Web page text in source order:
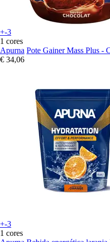
+-3
1 cores
Apurna Pote Gainer Mass Plus -
€ 34,06
+-3
1 cores